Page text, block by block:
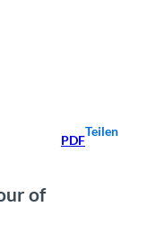
PDF
Teilen
of